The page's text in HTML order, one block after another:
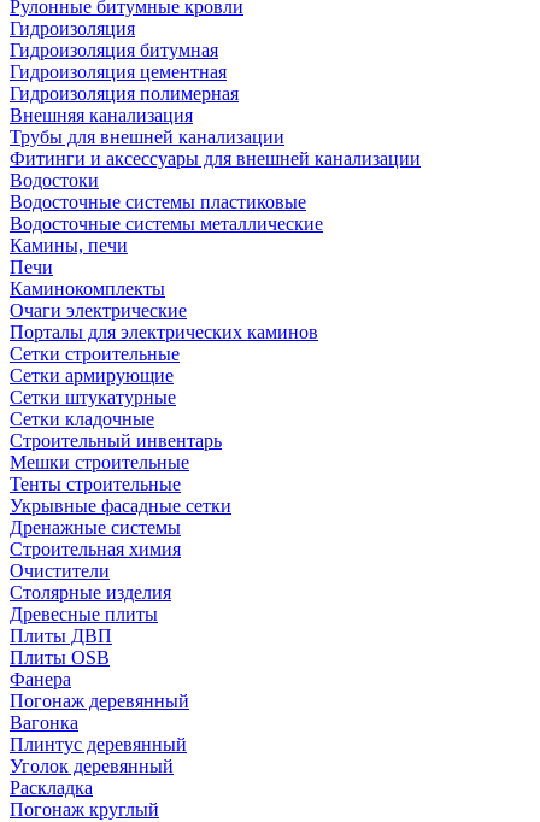
Рулонные битумные кровли
Гидроизоляция
Гидроизоляция битумная
Гидроизоляция цементная
Гидроизоляция полимерная
Внешняя канализация
Трубы для внешней канализации
Фитинги и аксессуары для внешней канализации
Водостоки
Водосточные системы пластиковые
Водосточные системы металлические
Камины, печи
Печи
Каминокомплекты
Очаги электрические
Порталы для электрических каминов
Сетки строительные
Сетки армирующие
Сетки штукатурные
Сетки кладочные
Строительный инвентарь
Мешки строительные
Тенты строительные
Укрывные фасадные сетки
Дренажные системы
Строительная химия
Очистители
Столярные изделия
Древесные плиты
Плиты ДВП
Плиты OSB
Фанера
Погонаж деревянный
Вагонка
Плинтус деревянный
Уголок деревянный
Раскладка
Погонаж круглый